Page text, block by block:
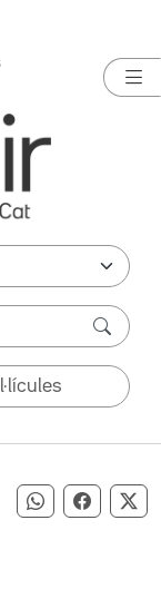
Compartir